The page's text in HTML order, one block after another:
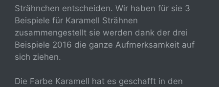
Strähnchen entscheiden. Wir haben für sie 3
Beispiele für Karamell Strähnen
zusammengestellt sie werden dank der drei
Beispiele 2016 die ganze Aufmerksamkeit auf
sich ziehen.
Die Farbe Karamell hat es geschafft in den